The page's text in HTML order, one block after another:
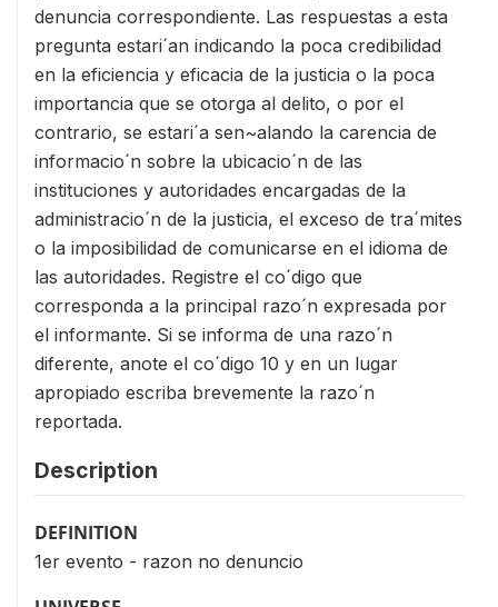
denuncia correspondiente. Las respuestas a esta
pregunta estari´an indicando la poca credibilidad
en la eficiencia y eficacia de la justicia o la poca
importancia que se otorga al delito, o por el
contrario, se estari´a sen~alando la carencia de
informacio´n sobre la ubicacio´n de las
instituciones y autoridades encargadas de la
administracio´n de la justicia, el exceso de tra´mites
o la imposibilidad de comunicarse en el idioma de
las autoridades. Registre el co´digo que
corresponda a la principal razo´n expresada por
el informante. Si se informa de una razo´n
diferente, anote el co´digo 10 y en un lugar
apropiado escriba brevemente la razo´n
reportada.
Description
DEFINITION
1er evento - razon no denuncio